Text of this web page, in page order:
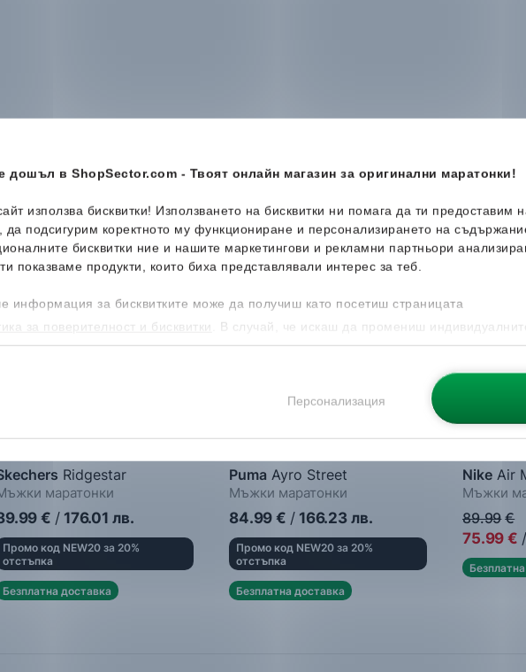
дошъл в ShopSector.com - Твоят онлайн магазин за оригинални маратонки!
използва бисквитки! Използването на бисквитки ни помага да ти предоставим
да подсигурим коректното му функциониране и персонализирането на
бисквитки ние и нашите маркетингови и рекламни партньори
показваме продукти, които биха представлявали интерес за теб.
информация за бисквитките може да получиш като посетиш страницата
за поверителност и бисквитки
. В случай, че искаш да промениш
можеш да го направиш от опцията за Персонализация.
Персонализация
Ново
Ridgestar
маратонки
€ / 176.01 лв.
Промо код NEW20 за 20%
отстъпка
Безплатна доставка
Ново
Puma Ayro Street
Мъжки маратонки
84.99 € / 166.23 лв.
Промо код NEW20 за 20%
отстъпка
Безплатна доставка
-16%
Nike Air
Мъжки
89.99 €
75.99 € /